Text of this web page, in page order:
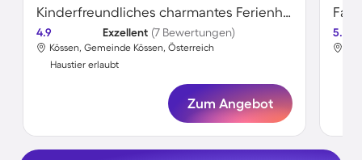
Kinderfreundliches charmantes Ferienhaus mit Terrasse und Garten | Hunde erlaubt
4.9 Exzellent (7 Bewertungen)
Kössen, Gemeinde Kössen, Österreich
Haustier erlaubt
Zum Angebot
5.0